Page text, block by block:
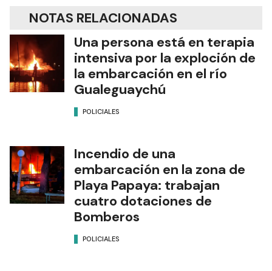
NOTAS RELACIONADAS
Una persona está en terapia
intensiva por la exploción de
la embarcación en el río
Gualeguaychú
POLICIALES
Incendio de una
embarcación en la zona de
Playa Papaya: trabajan
cuatro dotaciones de
Bomberos
POLICIALES